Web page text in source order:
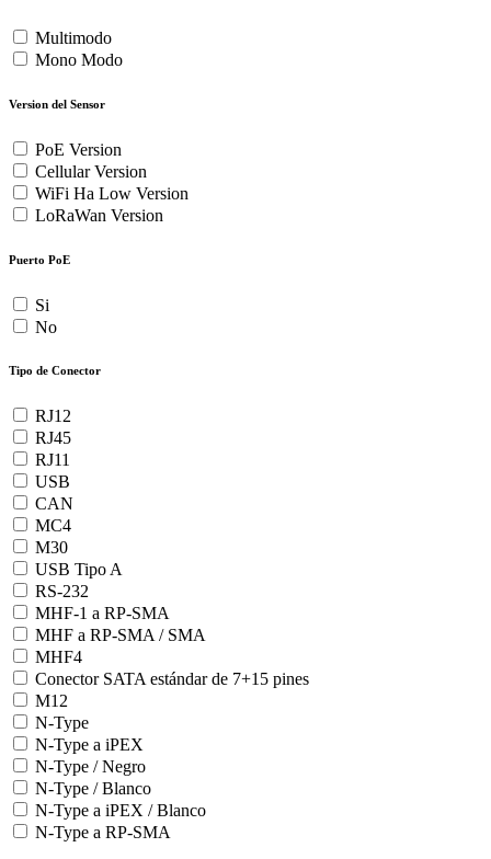
Multimodo
Mono Modo
Version del Sensor
PoE Version
Cellular Version
WiFi Ha Low Version
LoRaWan Version
Puerto PoE
Si
No
Tipo de Conector
RJ12
RJ45
RJ11
USB
CAN
MC4
M30
USB Tipo A
RS-232
MHF-1 a RP-SMA
MHF a RP-SMA / SMA
MHF4
Conector SATA estándar de 7+15 pines
M12
N-Type
N-Type a iPEX
N-Type / Negro
N-Type / Blanco
N-Type a iPEX / Blanco
N-Type a RP-SMA